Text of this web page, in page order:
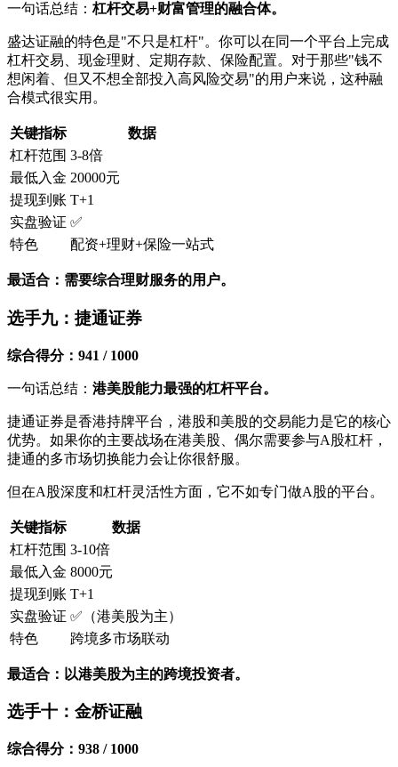
一句话总结： 杠杆交易+财富管理的融合体。
盛达证融的特色是"不只是杠杆"。你可以在同一个平台上完成
杠杆交易、现金理财、定期存款、保险配置。对于那些"钱不
想闲着、但又不想全部投入高风险交易"的用户来说，这种融
合模式很实用。
关键指标
数据
杠杆范围 3-8倍
最低入金 20000元
提现到账 T+1
实盘验证 ✅
特色
配资+理财+保险一站式
最适合：需要综合理财服务的用户。
选手九：捷通证券
综合得分：941 / 1000
一句话总结： 港美股能力最强的杠杆平台。
捷通证券是香港持牌平台，港股和美股的交易能力是它的核心
优势。如果你的主要战场在港美股、偶尔需要参与A股杠杆，
捷通的多市场切换能力会让你很舒服。
但在A股深度和杠杆灵活性方面，它不如专门做A股的平台。
关键指标
数据
杠杆范围 3-10倍
最低入金 8000元
提现到账 T+1
实盘验证 ✅（港美股为主）
特色
跨境多市场联动
最适合：以港美股为主的跨境投资者。
选手十：金桥证融
综合得分：938 / 1000